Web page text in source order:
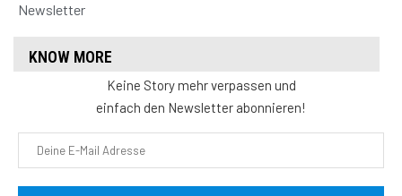
Newsletter
KNOW MORE
Keine Story mehr verpassen und
einfach den Newsletter abonnieren!